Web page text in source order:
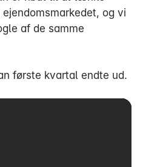
og vi
af de samme
første kvartal endte ud.